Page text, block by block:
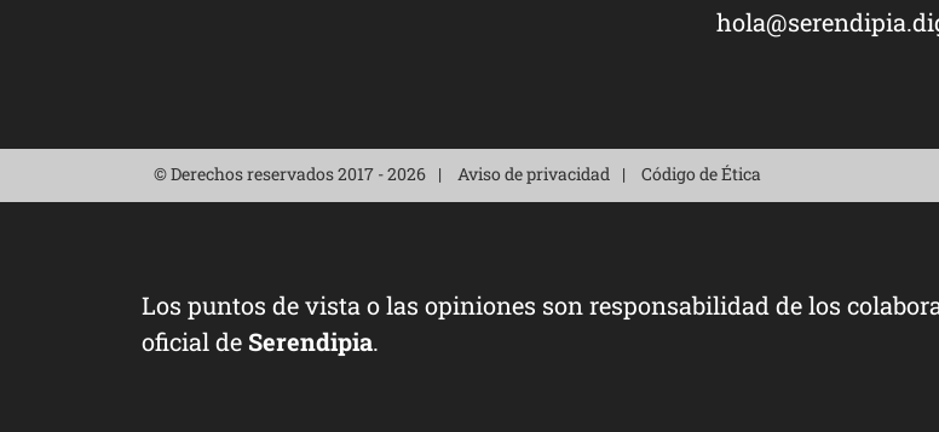
© Derechos reservados 2017 - 2026 Aviso de privacidad Código de Ética
Los puntos de vista o las opiniones son responsabilidad de los
oficial de Serendipia.